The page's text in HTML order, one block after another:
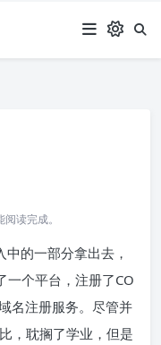
读完成。
的一部分拿出去，
一个平台，注册了CO
名注册服务。尽管并
，耽搁了学业，但是